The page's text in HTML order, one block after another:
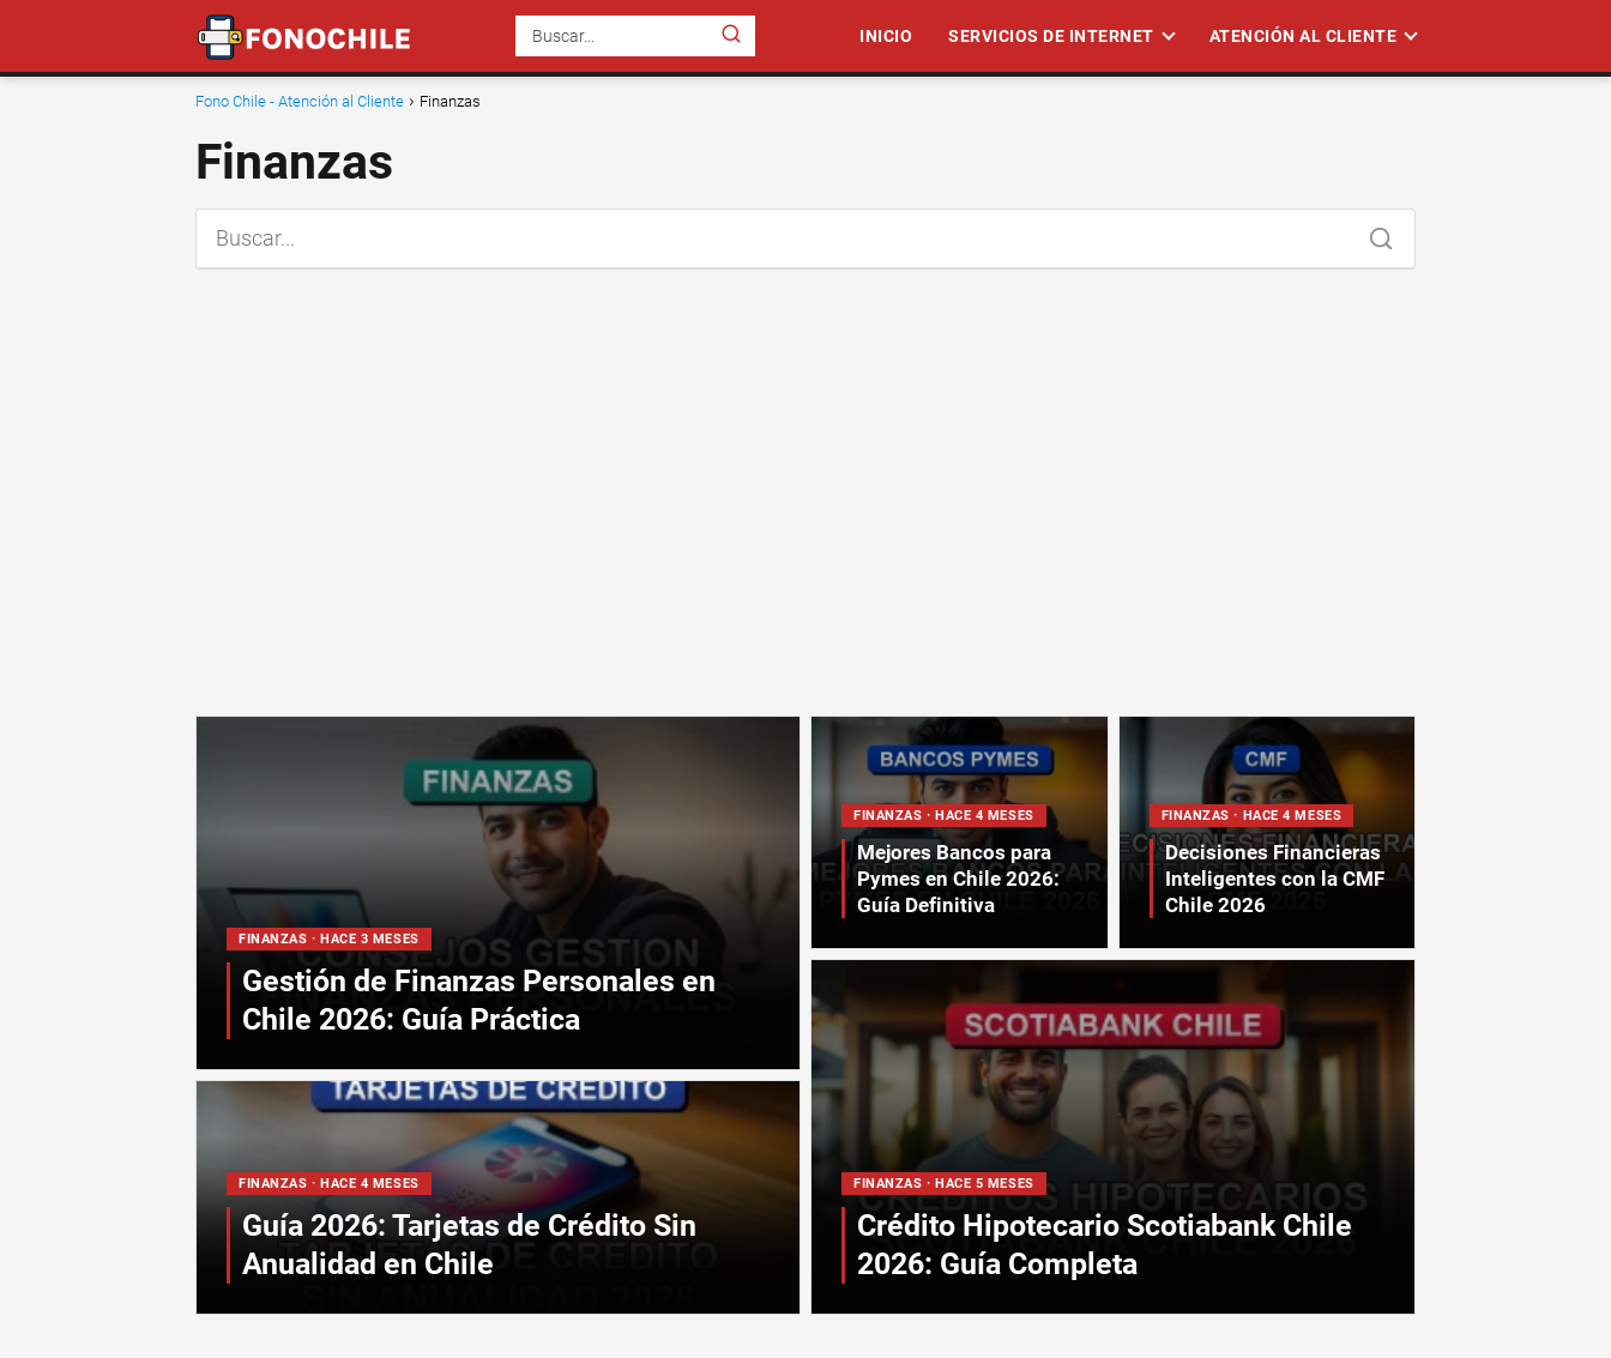
INICIO SERVICIOS DE INTERNET ATENCIÓN AL CLIENTE
Fono Chile - Atención al Cliente Finanzas
Finanzas
FINANZAS · HACE 3 MESES
Gestión de Finanzas Personales en
Chile 2026: Guía Práctica
FINANZAS · HACE 4 MESES
Mejores Bancos para
Pymes en Chile 2026:
Guía Definitiva
FINANZAS · HACE 4 MESES
Guía 2026: Tarjetas de Crédito Sin
Anualidad en Chile
FINANZAS · HACE 4 MESES
Decisiones Financieras
Inteligentes con la CMF
Chile 2026
FINANZAS · HACE 5 MESES
Crédito Hipotecario Scotiabank Chile
2026: Guía Completa